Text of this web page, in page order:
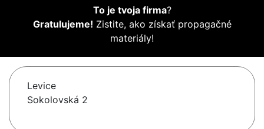
To je tvoja firma?
Gratulujeme! Zistite, ako získať propagačné
materiály!
Levice
Sokolovská 2